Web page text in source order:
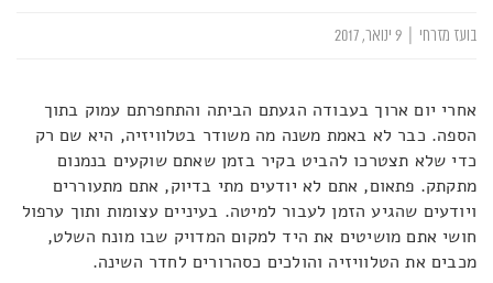
בועז מזרחי
אחרי יום ארוך בעבודה הגעתם הביתה והתחפרתם עמוק בתוך
הספה. כבר לא באמת משנה מה משודר בטלוויזיה, היא שם רק
כדי שלא תצטרכו להביט בקיר בזמן שאתם שוקעים בנמנום
מתקתק. פתאום, אתם לא יודעים מתי בדיוק, אתם מתעוררים
ויודעים שהגיע הזמן לעבור למיטה. בעיניים עצומות ותוך ערפול
חושי אתם מושיטים את היד למקום המדויק שבו מונח השלט,
מכבים את הטלוויזיה והולכים כסהרורים לחדר השינה.